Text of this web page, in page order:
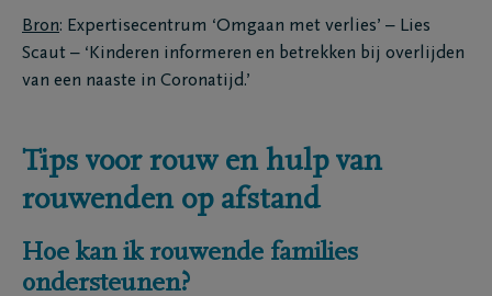
Bron: Expertisecentrum ‘Omgaan met verlies’ – Lies
Scaut – ‘Kinderen informeren en betrekken bij overlijden
van een naaste in Coronatijd.’
Tips voor rouw en hulp van
rouwenden op afstand
Hoe kan ik rouwende families
ondersteunen?